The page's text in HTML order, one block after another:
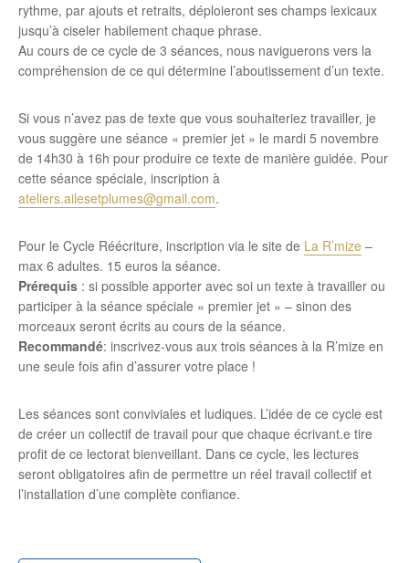
rythme, par ajouts et retraits, déploieront ses champs lexicaux
jusqu’à ciseler habilement chaque phrase.
Au cours de ce cycle de 3 séances, nous naviguerons vers la
compréhension de ce qui détermine l’aboutissement d’un texte.
Si vous n’avez pas de texte que vous souhaiteriez travailler, je
vous suggère une séance « premier jet » le mardi 5 novembre
de 14h30 à 16h pour produire ce texte de manière guidée. Pour
cette séance spéciale, inscription à
ateliers.ailesetplumes@gmail.com.
Pour le Cycle Réécriture, inscription via le site de La R’mize –
max 6 adultes. 15 euros la séance.
Prérequis : si possible apporter avec soi un texte à travailler ou
participer à la séance spéciale « premier jet » – sinon des
morceaux seront écrits au cours de la séance.
Recommandé: inscrivez-vous aux trois séances à la R’mize en
une seule fois afin d’assurer votre place !
Les séances sont conviviales et ludiques. L’idée de ce cycle est
de créer un collectif de travail pour que chaque écrivant.e tire
profit de ce lectorat bienveillant. Dans ce cycle, les lectures
seront obligatoires afin de permettre un réel travail collectif et
l’installation d’une complète confiance.